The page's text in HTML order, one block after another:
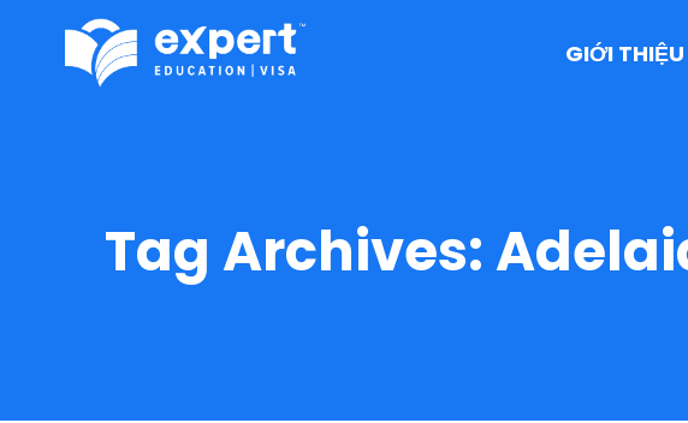
GIỚI THIỆU
Tag Archives: